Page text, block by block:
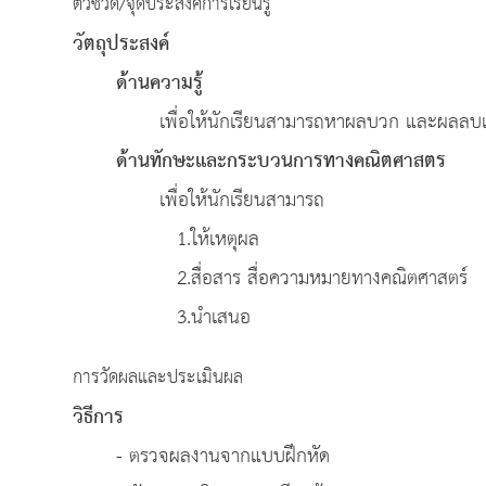
วัตถุประสงค์
ด้านความรู้
เพื่อให้นักเรียนสามารถหาผลบวก และผลล
ด้านทักษะและกระบวนการทางคณิตศาสตร
เพื่อให้นักเรียนสามารถ
1.ให้เหตุผล
2.สื่อสาร สื่อความหมายทางคณิตศาสตร์
3.นำเสนอ
การวัดผลและประเมินผล
วิธีการ
- ตรวจผลงานจากแบบฝึกหัด